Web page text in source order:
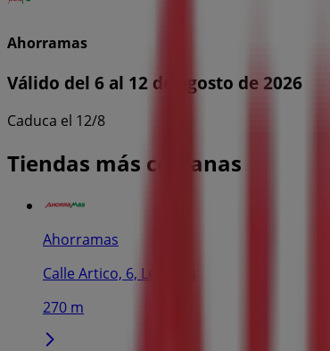
Ahorramas
Válido del 6 al 12 de agosto de 2026
Caduca el 12/8
Tiendas más cercanas
Ahorramas
Calle Artico, 6, Leganés
270 m